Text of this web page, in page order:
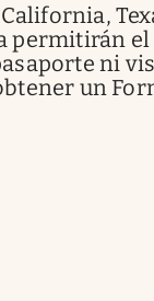
permitirán
ni
un